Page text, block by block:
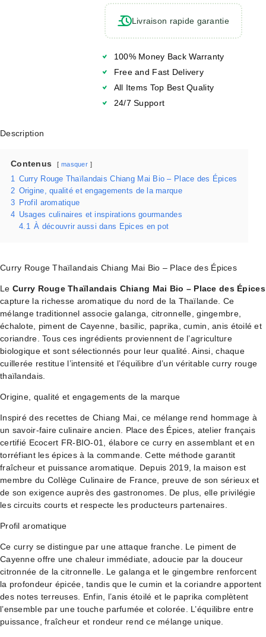
Livraison rapide garantie
100% Money Back Warranty
Free and Fast Delivery
All Items Top Best Quality
24/7 Support
Description
Contenus masquer
1 Curry Rouge Thaïlandais Chiang Mai Bio – Place des Épices
2 Origine, qualité et engagements de la marque
3
Profil aromatique
4 Usages culinaires et inspirations gourmandes
4.1 À découvrir aussi dans Epices en pot
Curry Rouge Thaïlandais Chiang Mai Bio – Place des Épices
Le Curry Rouge Thaïlandais Chiang Mai Bio – Place des Épices
capture la richesse aromatique du nord de la Thaïlande. Ce
mélange traditionnel associe galanga, citronnelle, gingembre,
échalote, piment de Cayenne, basilic, paprika, cumin, anis étoilé et
coriandre. Tous ces ingrédients proviennent de l’agriculture
biologique et sont sélectionnés pour leur qualité. Ainsi, chaque
cuillerée restitue l’intensité et l’équilibre d’un véritable curry rouge
thaïlandais.
Origine, qualité et engagements de la marque
Inspiré des recettes de Chiang Mai, ce mélange rend hommage à
un savoir-faire culinaire ancien. Place des Épices, atelier français
certifié Ecocert FR-BIO-01, élabore ce curry en assemblant et en
torréfiant les épices à la commande. Cette méthode garantit
fraîcheur et puissance aromatique. Depuis 2019, la maison est
membre du Collège Culinaire de France, preuve de son sérieux et
de son exigence auprès des gastronomes. De plus, elle privilégie
les circuits courts et respecte les producteurs partenaires.
Profil aromatique
Ce curry se distingue par une attaque franche. Le piment de
Cayenne offre une chaleur immédiate, adoucie par la douceur
citronnée de la citronnelle. Le galanga et le gingembre renforcent
la profondeur épicée, tandis que le cumin et la coriandre apportent
des notes terreuses. Enfin, l’anis étoilé et le paprika complètent
l’ensemble par une touche parfumée et colorée. L’équilibre entre
puissance, fraîcheur et rondeur rend ce mélange unique.